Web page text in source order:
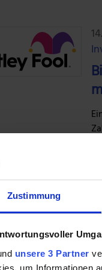
Zustimmung
unsere 3 Partner
um Informationen